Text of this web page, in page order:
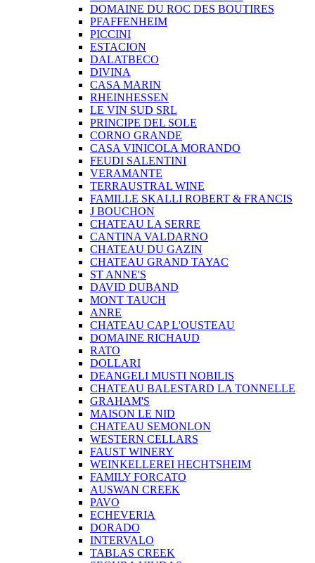
DOMAINE DU ROC DES BOUTIRES
PFAFFENHEIM
PICCINI
ESTACION
DALATBECO
DIVINA
CASA MARIN
RHEINHESSEN
LE VIN SUD SRL
PRINCIPE DEL SOLE
CORNO GRANDE
CASA VINICOLA MORANDO
FEUDI SALENTINI
VERAMANTE
TERRAUSTRAL WINE
FAMILLE SKALLI ROBERT & FRANCIS
J BOUCHON
CHATEAU LA SERRE
CANTINA VALDARNO
CHATEAU DU GAZIN
CHATEAU GRAND TAYAC
ST ANNE'S
DAVID DUBAND
MONT TAUCH
ANRE
CHATEAU CAP L'OUSTEAU
DOMAINE RICHAUD
RATO
DOLLARI
DEANGELI MUSTI NOBILIS
CHATEAU BALESTARD LA TONNELLE
GRAHAM'S
MAISON LE NID
CHATEAU SEMONLON
WESTERN CELLARS
FAUST WINERY
WEINKELLEREI HECHTSHEIM
FAMILY FORCATO
AUSWAN CREEK
PAVO
ECHEVERIA
DORADO
INTERVALO
TABLAS CREEK